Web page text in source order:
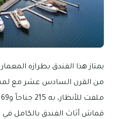
يمتاز هذا الفندق بطرازه
من القرن السادس عشر مع
قماش أثاث الفندق بالكامل